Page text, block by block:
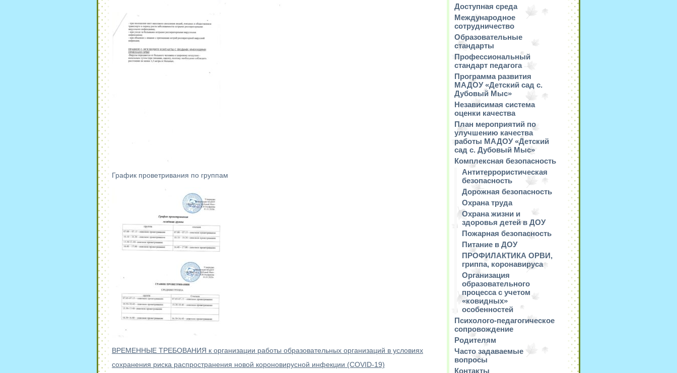
График проветривания по группам
ВРЕМЕННЫЕ ТРЕБОВАНИЯ к организации работы образовательных организаций в условиях
сохранения риска распространения новой короновирусной инфекции (COVID-19)
Доступная среда
Международное
сотрудничество
Образовательные
стандарты
Профессиональный
стандарт педагога
Программа развития
МАДОУ «Детский сад с.
Дубовый Мыс»
Независимая система
оценки качества
План мероприятий по
улучшению качества
работы МАДОУ «Детский
сад с. Дубовый Мыс»
Комплексная безопасность
Антитеррористическая
безопасность
Дорожная безопасность
Охрана труда
Охрана жизни и
здоровья детей в ДОУ
Пожарная безопасность
Питание в ДОУ
ПРОФИЛАКТИКА ОРВИ,
гриппа, коронавируса
Организация
образовательного
процесса с учетом
«ковидных»
особенностей
Психолого-педагогическое
сопровождение
Родителям
Часто задаваемые
вопросы
Контакты